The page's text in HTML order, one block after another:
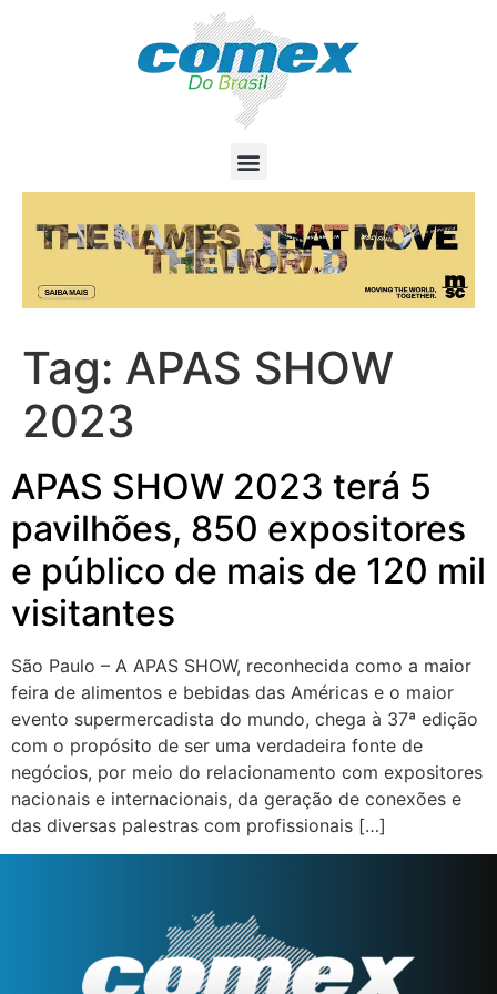
Tag: APAS SHOW
2023
APAS SHOW 2023 terá 5
pavilhões, 850 expositores
e público de mais de 120 mil
visitantes
São Paulo – A APAS SHOW, reconhecida como a maior
feira de alimentos e bebidas das Américas e o maior
evento supermercadista do mundo, chega à 37ª edição
com o propósito de ser uma verdadeira fonte de
negócios, por meio do relacionamento com expositores
nacionais e internacionais, da geração de conexões e
das diversas palestras com profissionais […]